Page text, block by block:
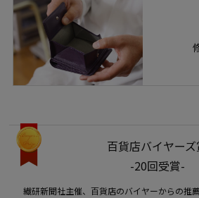
百貨店バイヤーズ
-20回受賞-
繊研新聞社主催、百貨店のバイヤーからの推